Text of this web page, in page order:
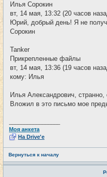
Илья Сорокин
вт, 14 мая, 13:32 (20 часов
Юрий, добрый день! Я не
Сорокин
Tanker
Прикрепленные файлы
вт, 14 мая, 13:36 (19 часов
кому: Илья
Илья Александрович,
Вложил в это письмо мое
Моя анкета
На Drive'e
Вернуться к началу